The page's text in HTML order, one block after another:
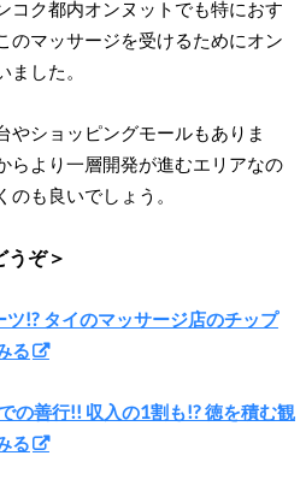
コク都内オンヌットでも特におす
のマッサージを受けるためにオン
した。
やショッピングモールもありま
らより一層開発が進むエリアなの
も良いでしょう。
うぞ＞
!? タイのマッサージ店のチップ
る
の善行!! 収入の1割も!? 徳を積む観
る